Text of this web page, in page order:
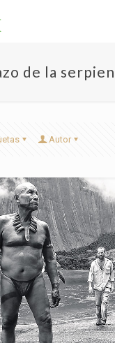
de la
Autor